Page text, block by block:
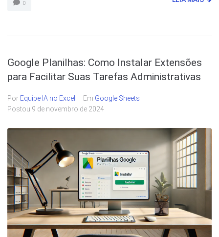
0
Google Planilhas: Como Instalar Extensões
para Facilitar Suas Tarefas Administrativas
Por Equipe IA no Excel Em Google Sheets
Postou 9 de novembro de 2024